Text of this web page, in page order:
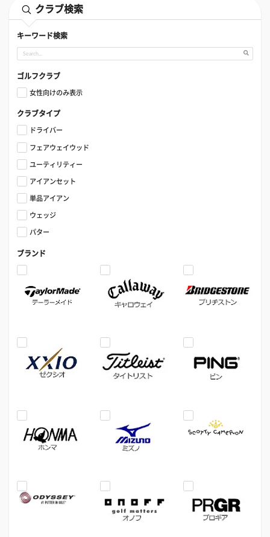
クラブ検索
キーワード検索
ゴルフクラブ
女性向けのみ表示
クラブタイプ
ドライバー
フェアウェイウッド
ユーティリティー
アイアンセット
単品アイアン
ウェッジ
パター
ブランド